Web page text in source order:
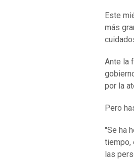
Este
más
Ante la
por la
Pero
"Se ha
tiempo,
las